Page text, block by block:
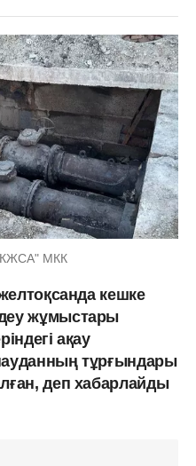
МКК
кешке
жұмыстары
ақау
тұрғындары
деп хабарлайды